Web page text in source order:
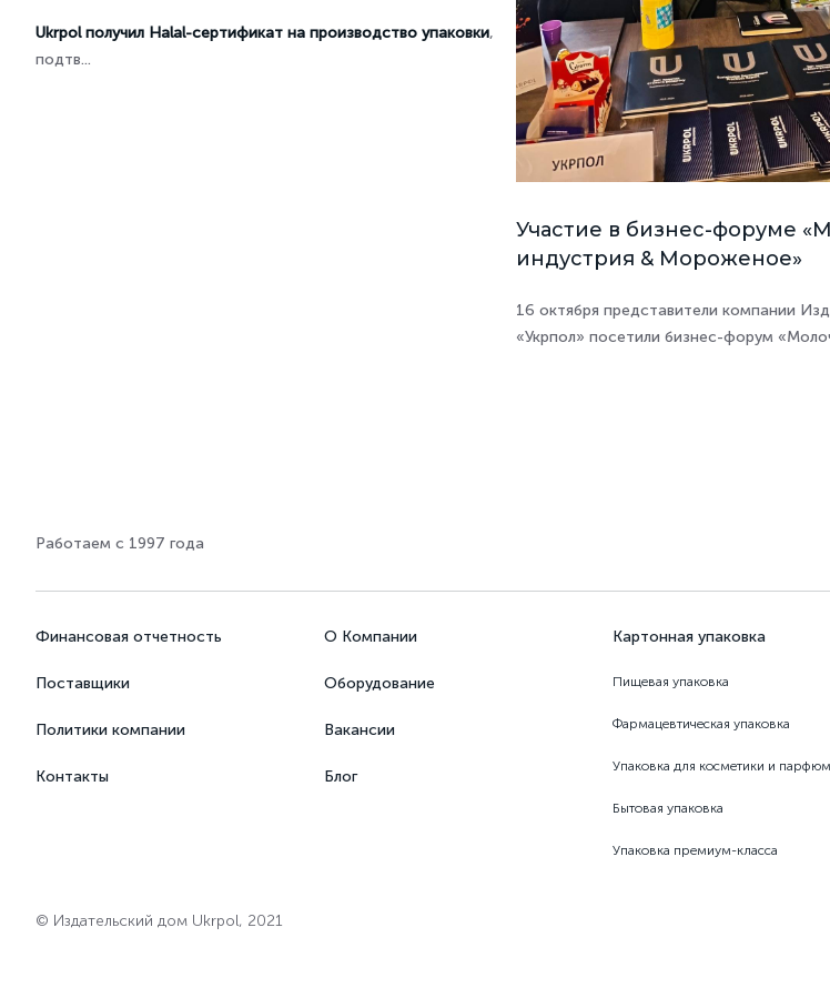
Ukrpol получил Halal-сертификат на производство упаковки,
подтв...
Участие в бизнес-форуме
индустрия & Мороженое»
16 октября представители компании
«Укрпол» посетили бизнес-форум
Работаем с 1997 года
Финансовая отчетность
Поставщики
Политики компании
Контакты
О Компании
Оборудование
Вакансии
Блог
Картонная упаковка
Пищевая упаковка
Фармацевтическая упаковка
Упаковка для косметики и
Бытовая упаковка
Упаковка премиум-класса
© Издательский дом Ukrpol, 2021